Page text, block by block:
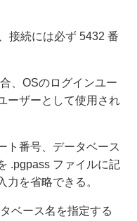
接続には必ず 5432 番
、OSのログインユー
ーザーとして使用され
ト番号、データベース
.pgpass ファイルに記
力を省略できる。
ベース名を指定する